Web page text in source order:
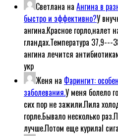
Светлана на Ангина в
быстро и эффективно?У
ангина.Красное горло,налет
гландах.Температура 37,9---
ангина лечится
укр
Женя на Фарингит:
заболевания.У меня болело
сих пор не зажили.Пила
горле.Бывало несколько
лучше.Потом еще курилаl